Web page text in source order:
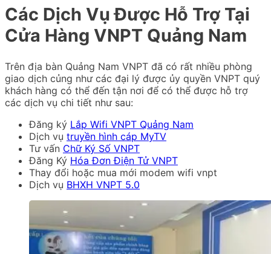
Các Dịch Vụ Được Hỗ Trợ Tại
Cửa Hàng VNPT Quảng Nam
Trên địa bàn Quảng Nam VNPT đã có rất nhiều phòng
giao dịch củng như các đại lý được ủy quyền VNPT quý
khách hàng có thể đến tận nơi để có thể được hỗ trợ
các dịch vụ chi tiết như sau:
Đăng ký Lắp Wifi VNPT Quảng Nam
Dịch vụ truyền hình cáp MyTV
Tư vấn Chữ Ký Số VNPT
Đăng Ký Hóa Đơn Điện Tử VNPT
Thay đổi hoặc mua mới modem wifi vnpt
Dịch vụ BHXH VNPT 5.0